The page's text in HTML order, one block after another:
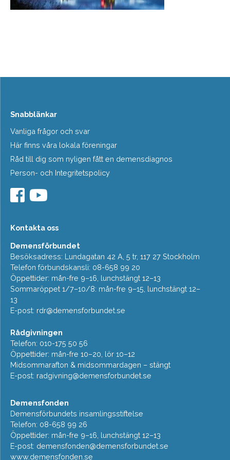
Snabblänkar
Vanliga frågor och svar
Här finns våra lokala föreningar
Råd till dig som nyligen fått en demensdiagnos
Person- och Integritetspolicy
Kontakta oss
Demensförbundet
Besöksadress: Lundagatan 42 A, 5 tr, 117 27 Stockholm
Telefon förbundskansli: 08-658 99 20
Öppettider: mån-fre 9–16, lunchstängt 12–13
Sommaröppet 1/7–10/8: mån-fre 9–15, lunchstängt 12–
13
E-post: rdr@demensforbundet.se
Rådgivningen
Telefon: 010-175 50 56
Öppettider: mån-fre 10–20, lör 10–12
Midsommarafton & midsommardagen – stängt
E-post: radgivning@demensforbundet.se
Demensfonden
Demensförbundets insamlingsstiftelse
Telefon: 08-658 99 26
Öppettider: mån-fre 9–16, lunchstängt 12–13
E-post: demensfonden@demensforbundet.se
www.demensfonden.se